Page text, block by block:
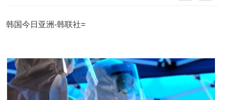
韩国今日亚洲-韩联社=